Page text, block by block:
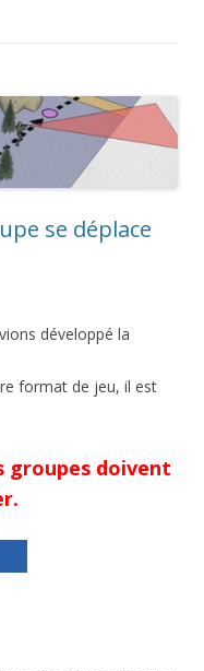
se déplace
développé la
format de jeu, il est
groupes doivent